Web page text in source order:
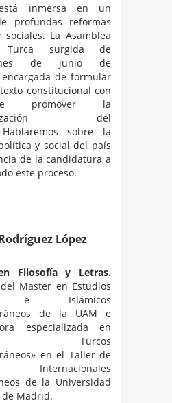
inmersa en un
profundas reformas
La Asamblea
Turca surgida de
de junio de
de formular
constitucional con
promover la
del
sobre la
y social del país
de la candidatura a
este proceso.
López
Filosofía y Letras.
Master en Estudios
e Islámicos
de la UAM e
especializada en
Turcos
en el Taller de
Internacionales
de la Universidad
Madrid.